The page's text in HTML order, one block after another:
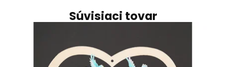
Súvisiaci tovar